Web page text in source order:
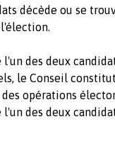
décède ou se
des deux
le Conseil
opérations
des deux